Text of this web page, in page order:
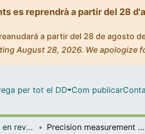
es reprendrà a partir del 28
a partir del 28 de agosto
August 28, 2026. We apologize
per tot el DD Com publicar
Articles publicats en revistes (Física Quàntica i Astrofísica) Precision measurement of the Λc+, Ξc+, and Ξc0 baryon lifetimes